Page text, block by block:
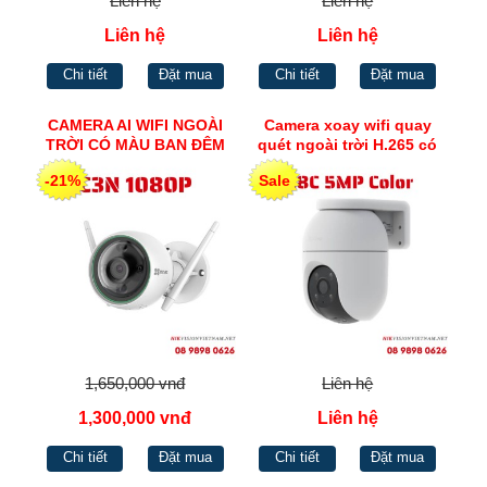
Liên hệ
Chi tiết Đặt mua
Liên hệ
Chi tiết Đặt mua
CAMERA AI WIFI NGOÀI
TRỜI CÓ MÀU BAN ĐÊM
H265 EZVIZ C3N 1080P
-21%
1,650,000 vnđ
1,300,000 vnđ
Chi tiết Đặt mua
Camera xoay wifi quay
quét ngoài trời H.265 có
màu ban đêm C8C 5MP
Color
Sale
Liên hệ
Liên hệ
Chi tiết Đặt mua